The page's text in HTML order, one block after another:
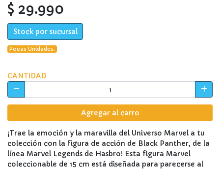
$ 29.990
Stock por sucursal
Pocas Unidades.
CANTIDAD
Agregar al carro
¡Trae la emoción y la maravilla del Universo Marvel a tu
colección con la figura de acción de Black Panther, de la
línea Marvel Legends de Hasbro! Esta figura Marvel
coleccionable de 15 cm está diseñada para parecerse al